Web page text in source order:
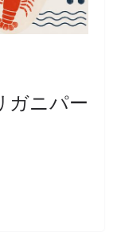
ガニパー